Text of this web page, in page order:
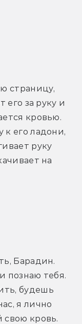
страницу,
его за руку и
кровью.
к его ладони,
руку
на
Барадин.
познаю тебя.
будешь
я лично
свою кровь.